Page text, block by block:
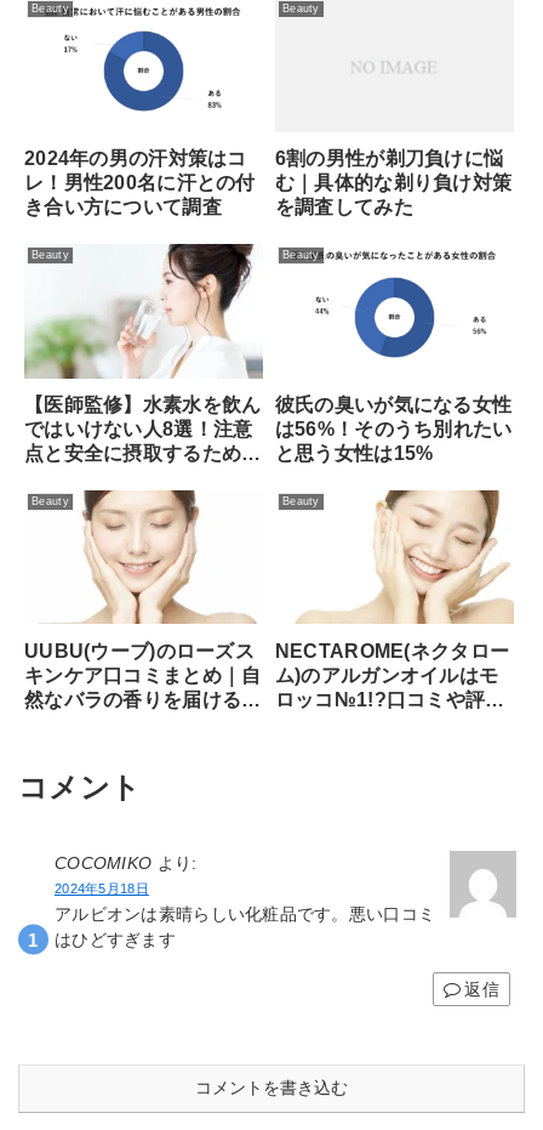
Beauty
2024年の男の汗対策はコ
レ！男性200名に汗との付
き合い方について調査
Beauty
6割の男性が剃刀負けに悩
む｜具体的な剃り負け対策
を調査してみた
Beauty
【医師監修】水素水を飲ん
ではいけない人8選！注意
点と安全に摂取するための
士監修】
Beauty
彼氏の臭いが気になる女性
は56%！そのうち別れたい
と思う女性は15%
Beauty
UUBU(ウーブ)のローズス
キンケア口コミまとめ｜自
然なバラの香りを届けるロ
Beauty
NECTAROME(ネクタロー
ム)のアルガンオイルはモ
ロッコ№1!?口コミや評価
コメント
COCOMIKO より:
2024年5月18日
アルビオンは素晴らしい化粧品です。悪い口コミ
はひどすぎます
返信
コメントを書き込む